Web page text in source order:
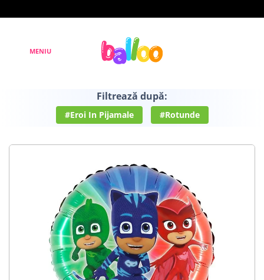
Filtrează după:
#Eroi In Pijamale #Rotunde